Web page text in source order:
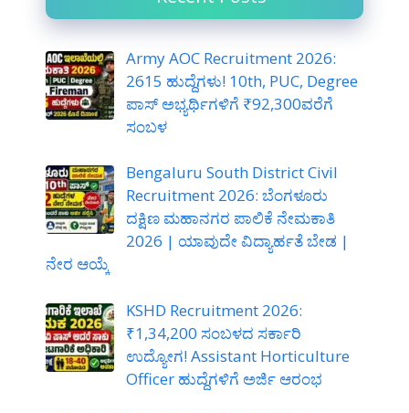
Army AOC Recruitment 2026:
2615 ಹುದ್ದೆಗಳು! 10th, PUC, Degree
ಪಾಸ್ ಅಭ್ಯರ್ಥಿಗಳಿಗೆ ₹92,300ವರೆಗೆ
ಸಂಬಳ
Bengaluru South District Civil
Recruitment 2026: ಬೆಂಗಳೂರು
ದಕ್ಷಿಣ ಮಹಾನಗರ ಪಾಲಿಕೆ ನೇಮಕಾತಿ
2026 | ಯಾವುದೇ ವಿದ್ಯಾರ್ಹತೆ ಬೇಡ |
ನೇರ ಆಯ್ಕೆ
KSHD Recruitment 2026:
₹1,34,200 ಸಂಬಳದ ಸರ್ಕಾರಿ
ಉದ್ಯೋಗ! Assistant Horticulture
Officer ಹುದ್ದೆಗಳಿಗೆ ಅರ್ಜಿ ಆರಂಭ